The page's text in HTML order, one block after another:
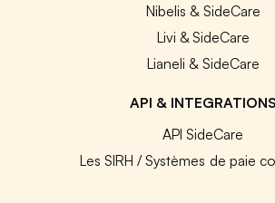
Nibelis & SideCare
Livi & SideCare
Lianeli & SideCare
API & INTEGRATIONS
API SideCare
Les SIRH / Systèmes de paie